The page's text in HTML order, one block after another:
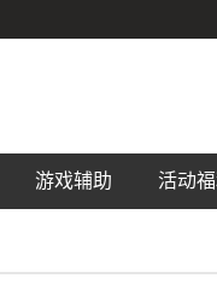
游戏辅助 活动福